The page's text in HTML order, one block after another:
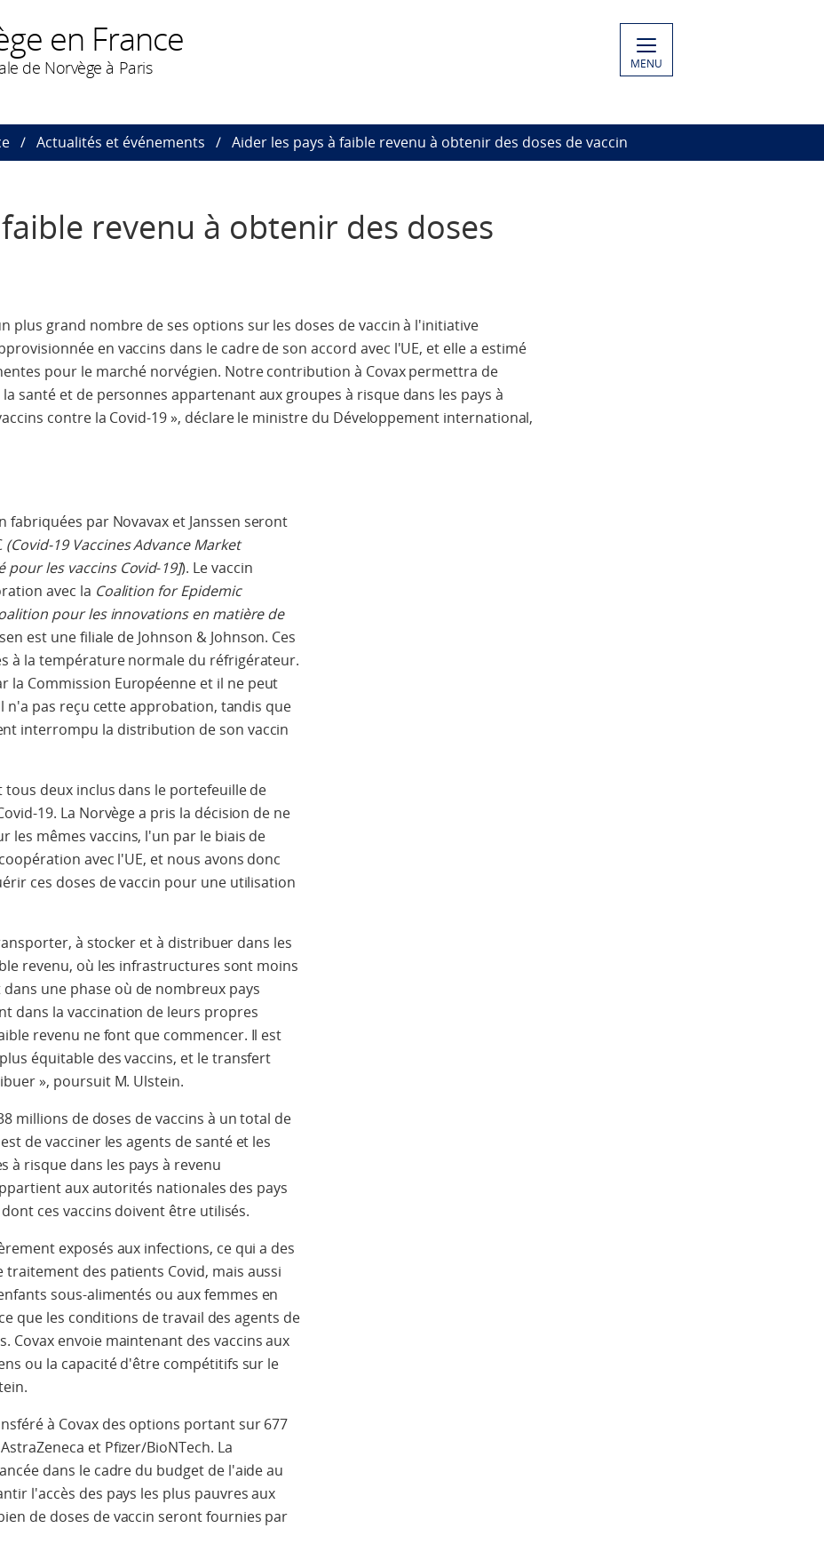
en France
de Norvège à Paris MENU
Actualités et événements Aider les pays à faible revenu à obtenir des doses de vaccin
revenu à obtenir des doses
plus grand nombre de ses options sur les doses de vaccin à l'initiative
en vaccins dans le cadre de son accord avec l'UE, et elle a estimé
pour le marché norvégien. Notre contribution à Covax permettra de
santé et de personnes appartenant aux groupes à risque dans les pays à
contre la Covid-19 », déclare le ministre du Développement international,
fabriquées par Novavax et Janssen seront
(Covid-19 Vaccines Advance Market
pour les vaccins Covid-19]). Le vaccin
avec la Coalition for Epidemic
pour les innovations en matière de
est une filiale de Johnson & Johnson. Ces
à la température normale du réfrigérateur.
la Commission Européenne et il ne peut
n'a pas reçu cette approbation, tandis que
interrompu la distribution de son vaccin
tous deux inclus dans le portefeuille de
19. La Norvège a pris la décision de ne
les mêmes vaccins, l'un par le biais de
avec l'UE, et nous avons donc
ces doses de vaccin pour une utilisation
à stocker et à distribuer dans les
revenu, où les infrastructures sont moins
une phase où de nombreux pays
dans la vaccination de leurs propres
revenu ne font que commencer. Il est
équitable des vaccins, et le transfert
», poursuit M. Ulstein.
millions de doses de vaccins à un total de
de vacciner les agents de santé et les
à risque dans les pays à revenu
aux autorités nationales des pays
ces vaccins doivent être utilisés.
exposés aux infections, ce qui a des
des patients Covid, mais aussi
sous-alimentés ou aux femmes en
que les conditions de travail des agents de
Covax envoie maintenant des vaccins aux
ou la capacité d'être compétitifs sur le
à Covax des options portant sur 677
et Pfizer/BioNTech. La
dans le cadre du budget de l'aide au
l'accès des pays les plus pauvres aux
de doses de vaccin seront fournies par